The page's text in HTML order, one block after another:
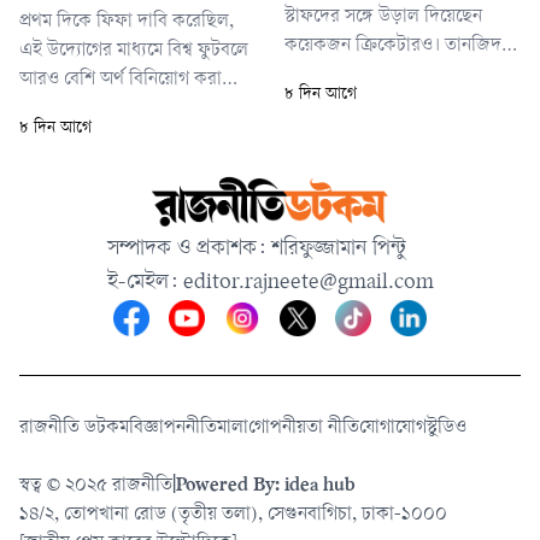
প্রথম দিকে ফিফা দাবি করেছিল,
এই উদ্যোগের মাধ্যমে বিশ্ব ফুটবলে
আরও বেশি অর্থ বিনিয়োগ করা
আশঙ্কা ছিল, এর মাধ্যমে
ফুটবল সম্পদের ওপর বেসরকারি
বিনিয়োগকারীদের দীর্ঘমেয়াদি
প্রভাব তৈরি হবে। সেই বিতর্কই শেষ
পর্যন্ত পরিকল্পনাটি ভেস্তে দেয়।
৮ দিন আগে
স্টাফদের সঙ্গে উড়াল দিয়েছেন
কয়েকজন ক্রিকেটারও। তানজিদ
এলেও আলাদাভাবে বিমানবন্দরে
ইসলাম। প্রিয় তারকাদের কাছ থেকে
দেখতে ভিড় করেন অনেক সমর্থক।
তবে এদিন ক্যামেরার সামনে কথা
বলতে রাজি হননি কেউই।
৮ দিন আগে
সম্পাদক ও প্রকাশক: শরিফুজ্জামান পিন্টু
ই-মেইল: editor.rajneete@gmail.com
রাজনীতি ডটকমবিজ্ঞাপননীতিমালাগোপনীয়তা নীতিযোগাযোগস্টুডিও
স্বত্ব © ২০২৫ রাজনীতিPowered By: idea hub
১৪/২, তোপখানা রোড (তৃতীয় তলা), সেগুনবাগিচা, ঢাকা-১০০০